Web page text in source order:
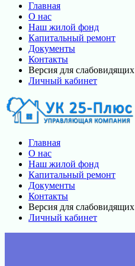
Главная
О нас
Наш жилой фонд
Капитальный ремонт
Документы
Контакты
Версия для слабовидящих
Личный кабинет
Главная
О нас
Наш жилой фонд
Капитальный ремонт
Документы
Контакты
Версия для слабовидящих
Личный кабинет